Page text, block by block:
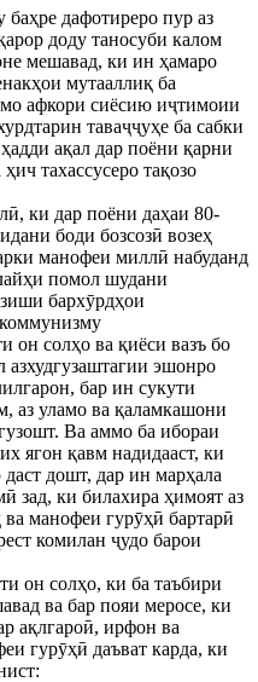
дафотиреро пур аз
доду таносуби калом
мешавад, ки ин ҳамаро
мутааллиқ ба
афкори сиёсию иҷтимоии
таваҷҷуҳе ба сабки
ақал дар поёни қарни
тахассусеро тақозо
ки дар поёни даҳаи 80-
боди бозсозӣ возеҳ
манофеи миллӣ набуданд
помол шудани
бархӯрдҳои
он солҳо ва қиёси вазъ бо
эшонро
бар ин сукути
аз уламо ва қаламкашони
Ва аммо ба ибораи
ягон қавм надидааст, ки
дошт, дар ин марҳала
зад, ки билахира ҳимоят аз
манофеи гурӯҳӣ бартарӣ
комилан ҷудо барои
он солҳо, ки ба таъбири
ва бар пояи меросе, ки
ақлгароӣ, ирфон ва
гурӯҳӣ даъват карда, ки